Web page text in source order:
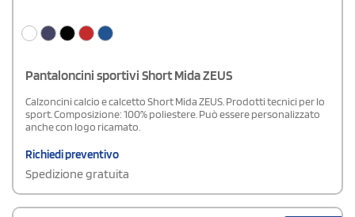
Pantaloncini sportivi Short Mida ZEUS
Calzoncini calcio e calcetto Short Mida ZEUS. Prodotti tecnici per lo
sport. Composizione: 100% poliestere. Può essere personalizzato
anche con logo ricamato.
Richiedi preventivo
Spedizione gratuita